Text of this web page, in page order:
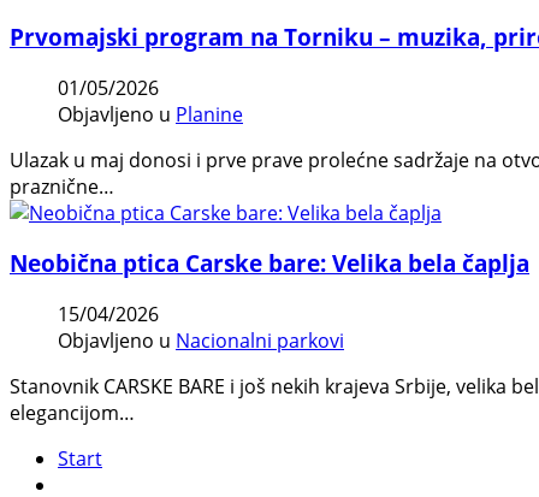
Prvomajski program na Torniku – muzika,
01/05/2026
Objavljeno u Planine
Ulazak u maj donosi i prve prave prolećne sadržaje na
praznične…
Neobična ptica Carske bare: Velika bela čaplja
15/04/2026
Objavljeno u Nacionalni parkovi
Stanovnik CARSKE BARE i još nekih krajeva Srbije,
elegancijom…
Start